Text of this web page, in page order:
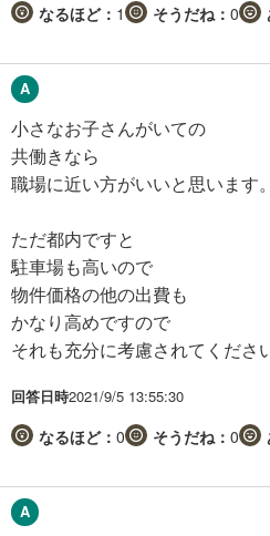
なるほど： 1 そうだね： 0
小さなお子さんがいての
共働きなら
職場に近い方がいいと思います。
ただ都内ですと
駐車場も高いので
物件価格の他の出費も
かなり高めですので
それも充分に考慮されてください
回答日時2021/9/5 13:55:30
なるほど： 0 そうだね： 0